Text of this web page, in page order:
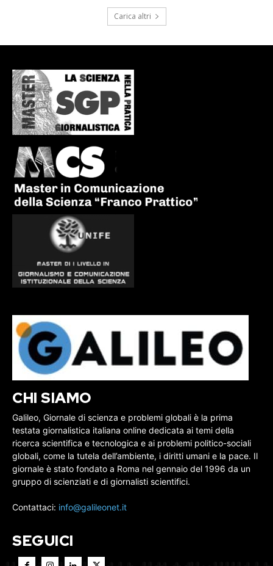
Carica altri
CHI SIAMO
Galileo, Giornale di scienza e problemi globali è la prima
testata giornalistica italiana online dedicata ai temi della
ricerca scientifica e tecnologica e ai problemi politico-sociali
globali, come la tutela dell’ambiente, i diritti umani e la pace. Il
giornale è stato fondato a Roma nel gennaio del 1996 da un
gruppo di scienziati e di giornalisti scientifici.
Contattaci: info@galileonet.it
SEGUICI